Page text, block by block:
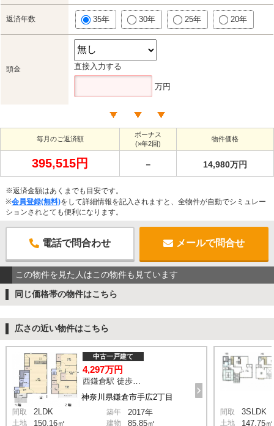
返済年数 35年 30年 25年 20年
頭金 直接入力する
万円
毎月のご返済額
ボーナス
(×年2回)
物件価格
395,515円 － 14,980万円
※返済金額はあくまでも目安です。
※会員登録(無料)をして詳細情報を記入されますと、全物件が自動でシミュレー
ションされとても便利になります。
電話で問合わせ メールで問合せ
この物件を見た人はこの物件も見ています
同じ価格帯の物件はこちら
広さの近い物件はこちら
神奈川県鎌倉市手広2丁目
中古一戸建て
4,297万円
西鎌倉駅 徒歩15分
間取 2LDK 築年 2017年
土地 150.16㎡ 建物 85.85㎡
間取 3SLDK
土地 147.75㎡